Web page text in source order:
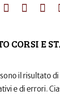
CORSI E
il risultato
e di errori.